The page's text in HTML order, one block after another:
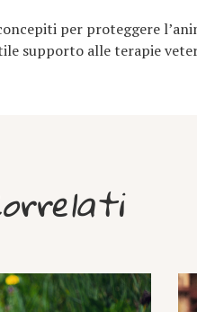
per proteggere
supporto alle terapie